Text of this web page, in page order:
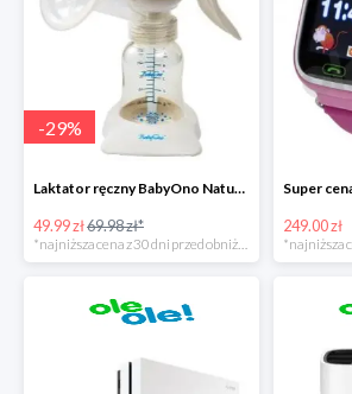
-29%
Laktator ręczny BabyOno Naturel
49.99 zł69.98 zł*
*najniższa cena z 30 dni przed obniżką
249.00 zł